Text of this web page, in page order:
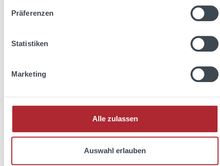
Präferenzen
Statistiken
Marketing
Alle zulassen
Auswahl erlauben
Preise inkl. MwSt. zzgl. Versandkosten